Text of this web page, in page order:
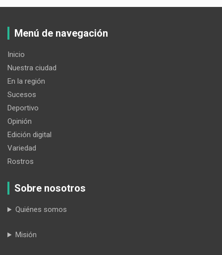
Menú de navegación
Inicio
Nuestra ciudad
En la región
Sucesos
Deportivo
Opinión
Edición digital
Variedad
Rostros
Sobre nosotros
Quiénes somos
Misión